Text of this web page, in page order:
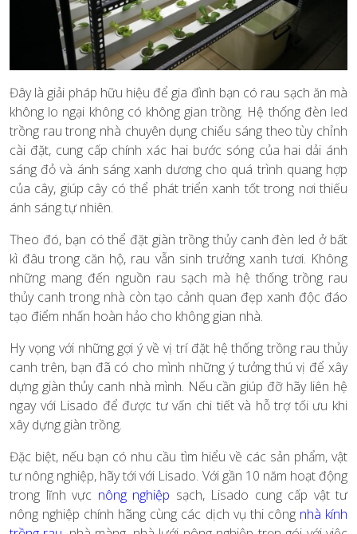
Đây là giải pháp hữu hiệu để gia đình bạn có rau sạch ăn mà
không lo ngại không có không gian trồng. Hệ thống đèn led
trồng rau trong nhà chuyên dụng chiếu sáng theo tùy chỉnh
cài đặt, cung cấp chính xác hai bước sóng của hai dải ánh
sáng đỏ và ánh sáng xanh dương cho quá trình quang hợp
của cây, giúp cây có thể phát triển xanh tốt trong nơi thiếu
ánh sáng tự nhiên.
Theo đó, bạn có thể đặt giàn trồng thủy canh đèn led ở bất
kì đâu trong căn hộ, rau vẫn sinh trưởng xanh tươi. Không
những mang đến nguồn rau sạch mà hệ thống trồng rau
thủy canh trong nhà còn tạo cảnh quan đẹp xanh độc đáo
tạo điểm nhấn hoàn hảo cho không gian nhà.
Hy vọng với những gợi ý về vị trí đặt hệ thống trồng rau thủy
canh trên, bạn đã có cho mình những ý tưởng thú vị để xây
dựng giàn thủy canh nhà mình. Nếu cần giúp đỡ hãy liên hệ
ngay với Lisado để được tư vấn chi tiết và hỗ trợ tối ưu khi
xây dựng giàn trồng.
Đặc biệt, nếu bạn có nhu cầu tìm hiểu về các sản phẩm, vật
tư nông nghiệp, hãy tới với Lisado. Với gần 10 năm hoạt động
trong lĩnh vực nông nghiệp sạch, Lisado cung cấp vật tư
nông nghiệp chính hãng cùng các dịch vụ thi công nhà kính